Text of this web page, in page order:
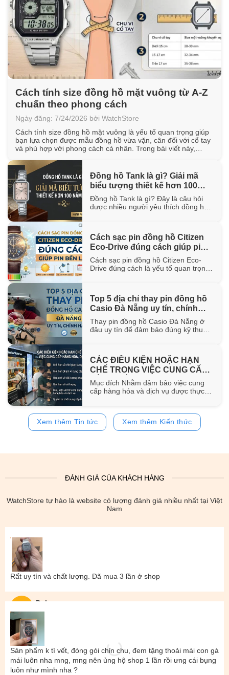
Cách tính size đồng hồ mặt vuông từ A-Z
chuẩn theo phong cách
Ngày đăng: 7/24/2026 bởi WatchStore
Cách tính size đồng hồ mặt vuông là yếu tố quan trọng giúp
bạn lựa chọn được mẫu đồng hồ vừa vặn, cân đối với cổ tay
và phù hợp với phong cách cá nhân. Trong bài viết này,
thước mặt vuông [...]
Đồng hồ Tank là gì? Giải mã
biểu tượng thiết kế hơn 100
năm tuổi
Đồng hồ Tank là gì? Đây là câu hỏi
được nhiều người yêu thích đồng hồ
Trong bài viết này, WatchStore sẽ
giúp bạn khám phá nguồn gốc ra đời,
đặc điểm [...]
Cách sạc pin đồng hồ Citizen
Eco-Drive đúng cách giúp pin
bền lâu
Cách sạc pin đồng hồ Citizen Eco-
Drive đúng cách là yếu tố quan trọng
WatchStore sẽ hướng dẫn chi tiết các
phương pháp sạc bằng ánh sáng mặt
trời, ánh [...]
Top 5 địa chỉ thay pin đồng hồ
Casio Đà Nẵng uy tín, chính
hãng
Thay pin đồng hồ Casio Đà Nẵng ở
đâu uy tín để đảm bảo đúng kỹ thuật
thay pin Casio đáng tin cậy tại Đà
Nẵng, đồng thời chia sẻ quy trình
thay pin và bảng giá tham [...]
CÁC ĐIỀU KIỆN HOẶC HẠN
CHẾ TRONG VIỆC CUNG CẤP
HÀNG HÓA, DỊCH VỤ
Mục đích Nhằm đảm bảo việc cung
cấp hàng hóa và dịch vụ được thực
khách hàng, website
https://www.watchstore.vn công bố
các điều kiện và giới hạn áp dụng đối
Xem thêm Tin tức Xem thêm Kiến thức
ĐÁNH GIÁ CỦA KHÁCH HÀNG
WatchStore tự hào là website có lượng đánh giá nhiều nhất tại Việt
Nam
Đal
Rất uy tín và chất lượng. Đã mua 3 lần ở shop
Sản phẩm k tì vết, đóng gói chỉn chu, đem tặng thoải mái con gà
mái luôn nha mng, mng nên ủng hộ shop 1 lần rồi ưng cái bụng
luôn như mình nha ?